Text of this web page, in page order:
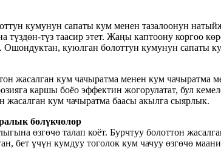
кумунун сапаты кум менен тазалоонун
түздөн-түз таасир этет. Жаңы каптоону коргоо
куюлган болоттун кумунун сапаты
жасалган кум чачыратма менен кум чачыратма
каршы боёо эффектин жогорулатат, бул
жасалган кум чачыратма баасы акылга сыярлык.
бөлүкчөлөр
өзгөчө талап коёт. Бурчтуу болоттон
бет үчүн кумдуу тоголок кум чачуу өзгөчө